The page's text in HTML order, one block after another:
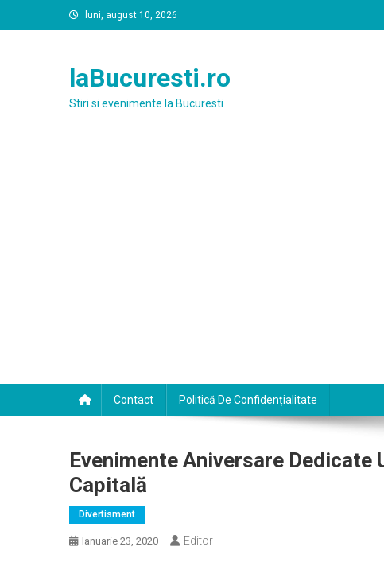
to
luni, august 10, 2026
laBucuresti.ro
Stiri si evenimente la Bucuresti
Contact Politică De Confidențialitate
Evenimente Aniversare
Capitală
Divertisment
Ianuarie 23, 2020 Editor